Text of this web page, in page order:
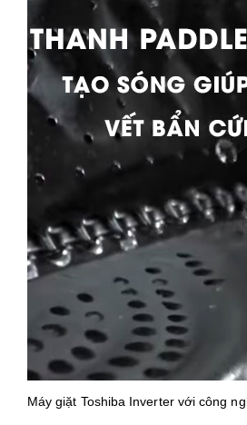
Máy giặt Toshiba Inverter với công